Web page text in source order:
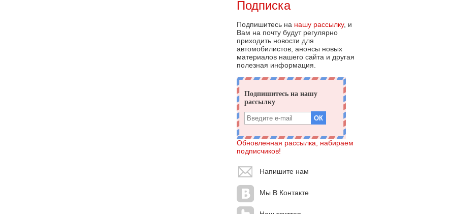
Подписка
Подпишитесь на нашу рассылку, и
Вам на почту будут регулярно
приходить новости для
автомобилистов, анонсы новых
материалов нашего сайта и другая
полезная информация.
Обновленная рассылка, набираем
подписчиков!
Напишите нам
Мы В Контакте